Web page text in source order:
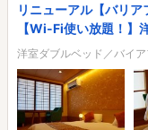
リニューアル【バリ
【Wi-Fi使い放題！】
洋室ダブルベッド／バイ